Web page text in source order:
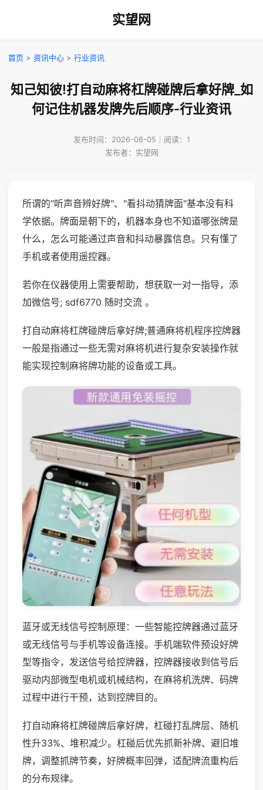
实望网
首页 > 资讯中心 > 行业资讯
知己知彼!打自动麻将杠牌碰牌后拿好牌_如
何记住机器发牌先后顺序-行业资讯
发布时间：2026-08-05｜阅读：1
发布者：实望网
所谓的"听声音辨好牌"、"看抖动猜牌面"基本没有科
学依据。牌面是朝下的，机器本身也不知道哪张牌是
什么，怎么可能通过声音和抖动暴露信息。只有懂了
手机或者使用遥控器。
若你在仪器使用上需要帮助，想获取一对一指导，添
加微信号; sdf6770 随时交流 。
打自动麻将杠牌碰牌后拿好牌;普通麻将机程序控牌器
一般是指通过一些无需对麻将机进行复杂安装操作就
能实现控制麻将牌功能的设备或工具。
蓝牙或无线信号控制原理：一些智能控牌器通过蓝牙
或无线信号与手机等设备连接。手机端软件预设好牌
型等指令，发送信号给控牌器，控牌器接收到信号后
驱动内部微型电机或机械结构，在麻将机洗牌、码牌
过程中进行干预，达到控牌目的。
打自动麻将杠牌碰牌后拿好牌，杠碰打乱牌层、随机
性升33%、堆积减少。杠碰后优先抓新补牌、避旧堆
牌，调整抓牌节奏，好牌概率回弹，适配牌流重构后
的分布规律。